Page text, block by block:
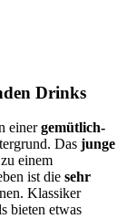
Drinks
einergemütlich-
Das junge
einem
ist die sehr
Klassiker
bieten etwas